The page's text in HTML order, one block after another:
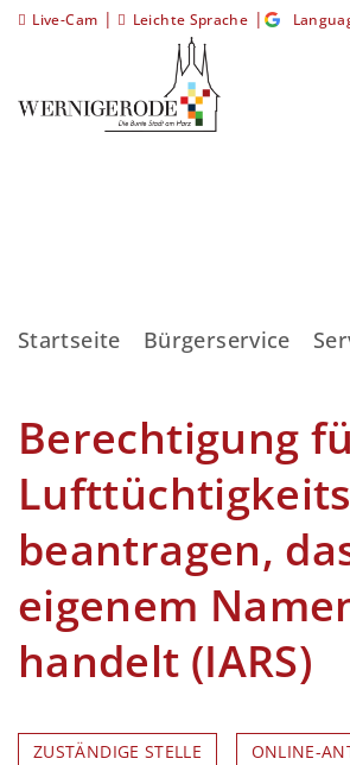
Live-Cam | Leichte Sprache |
Startseite Bürgerservice
Berechtigung
beantragen,
eigenem
handelt (IARS)
ZUSTÄNDIGE STELLE ONLINE-